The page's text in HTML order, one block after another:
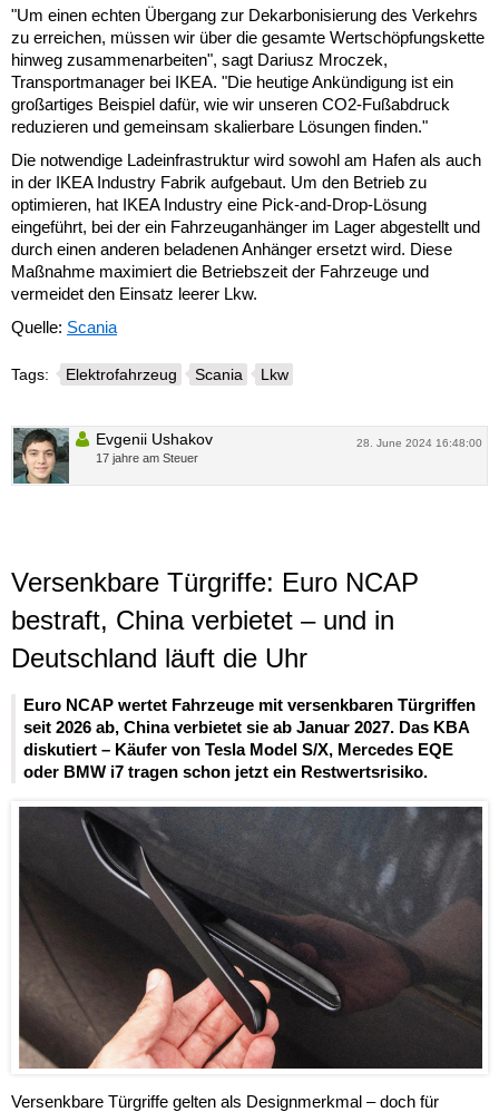
"Um einen echten Übergang zur Dekarbonisierung des Verkehrs
zu erreichen, müssen wir über die gesamte Wertschöpfungskette
hinweg zusammenarbeiten", sagt Dariusz Mroczek,
Transportmanager bei IKEA. "Die heutige Ankündigung ist ein
großartiges Beispiel dafür, wie wir unseren CO2-Fußabdruck
reduzieren und gemeinsam skalierbare Lösungen finden."
Die notwendige Ladeinfrastruktur wird sowohl am Hafen als auch
in der IKEA Industry Fabrik aufgebaut. Um den Betrieb zu
optimieren, hat IKEA Industry eine Pick-and-Drop-Lösung
eingeführt, bei der ein Fahrzeuganhänger im Lager abgestellt und
durch einen anderen beladenen Anhänger ersetzt wird. Diese
Maßnahme maximiert die Betriebszeit der Fahrzeuge und
vermeidet den Einsatz leerer Lkw.
Quelle: Scania
Tags: Elektrofahrzeug Scania Lkw
28. June 2024 16:48:00
Evgenii Ushakov
17 jahre am Steuer
Versenkbare Türgriffe: Euro NCAP
bestraft, China verbietet – und in
Deutschland läuft die Uhr
Euro NCAP wertet Fahrzeuge mit versenkbaren Türgriffen
seit 2026 ab, China verbietet sie ab Januar 2027. Das KBA
diskutiert – Käufer von Tesla Model S/X, Mercedes EQE
oder BMW i7 tragen schon jetzt ein Restwertsrisiko.
Versenkbare Türgriffe gelten als Designmerkmal – doch für